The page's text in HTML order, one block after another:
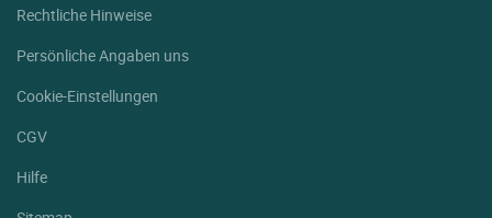
Rechtliche Hinweise
Persönliche Angaben uns
Cookie-Einstellungen
CGV
Hilfe